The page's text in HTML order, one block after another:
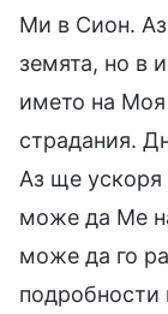
Ми в Сион.
земята, но в
името на Моя
страдания.
Аз ще
може да Ме
може да го
подробности